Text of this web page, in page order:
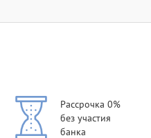
Рассрочка 0%
без участия
банка